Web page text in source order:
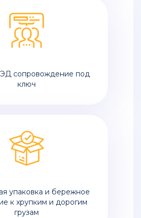
сопровождение под
ключ
упаковка и бережное
к хрупким и дорогим
грузам